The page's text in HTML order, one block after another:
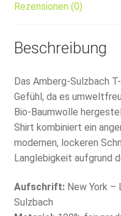
Rezensionen (0)
Beschreibung
Das Amberg-Sulzbach
Gefühl, da es
Bio-Baumwolle
Shirt kombiniert ein
modernen, lockeren
Langlebigkeit aufgrund
Aufschrift:New York –
Sulzbach